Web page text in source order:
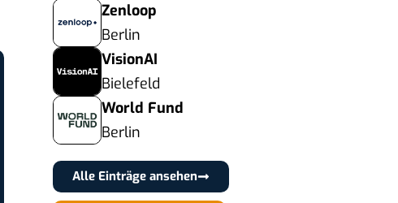
Zenloop
Berlin
VisionAI
Bielefeld
World Fund
Berlin
Alle Einträge ansehen